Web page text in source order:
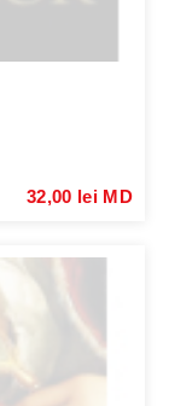
32,00 lei MD